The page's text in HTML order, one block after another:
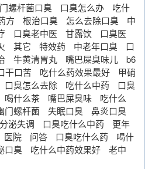
螺杆菌口臭 口臭怎么办
吃什
方 根治口臭 怎么去除口臭
中
口臭老中医 甘露饮
口臭医
其它 特效药 中老年口臭
口
牛黄清胃丸 嘴巴屎臭味儿
b6
干口苦 吃什么药效果最好
甲硝
口臭怎么去除 吃什么中药
口臭
喝什么茶 嘴巴屎臭味
吃什么
门螺杆菌 失眠口臭
鼻炎口臭
泌失调 口臭吃什么中药
更年
医院 问答 口臭吃什么药
喝什
口臭 吃什么中药效果好
老中